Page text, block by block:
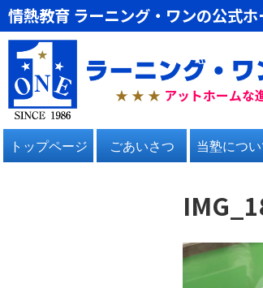
情熱教育 ラーニング・ワンの公式
★ ★ ★ アットホームな
トップページ ごあいさつ 当塾につい